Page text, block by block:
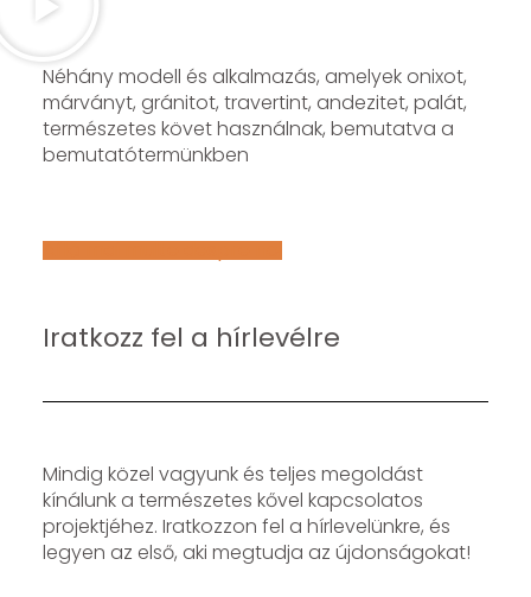
Néhány modell és alkalmazás, amelyek onixot,
márványt, gránitot, travertint, andezitet, palát,
természetes követ használnak, bemutatva a
bemutatótermünkben
Află mai multe despre noi
Iratkozz fel a hírlevélre
Mindig közel vagyunk és teljes megoldást
kínálunk a természetes kővel kapcsolatos
projektjéhez. Iratkozzon fel a hírlevelünkre, és
legyen az első, aki megtudja az újdonságokat!